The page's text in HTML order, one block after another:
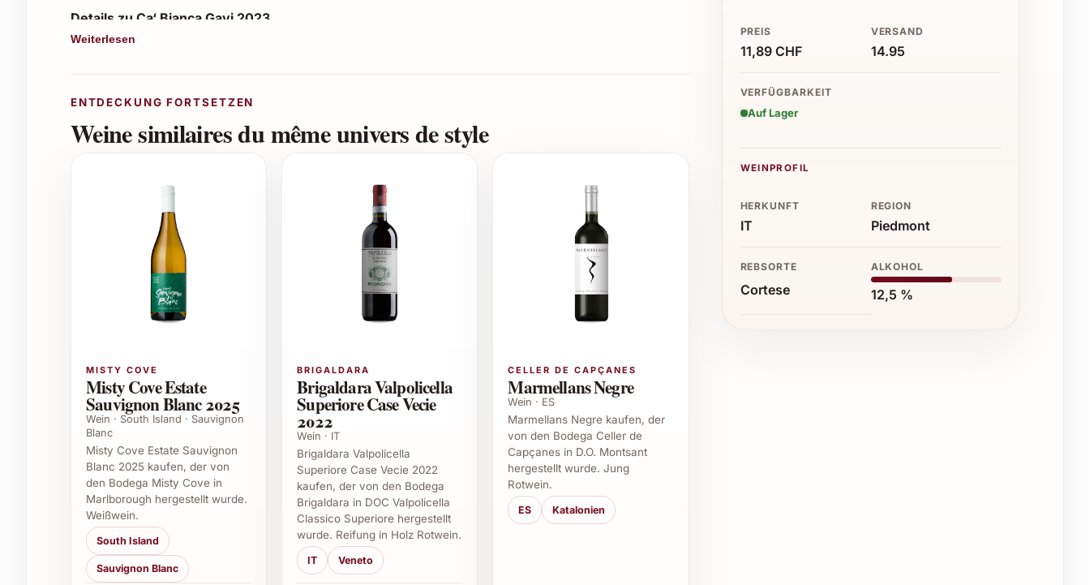
Details zu Ca‘ Bianca Gavi 2023
Passt zu:leichten Vorspeisen, Fischgerichten, Meeresfrüchten und Sommermenüs
frisch, fruchtig, mit feiner Säure und mineralischer Note
Tipps für passende Anlässe zum Verschenken von Ca‘ Bianca Gavi 2023
Einladung zum Sommerfest oder Grillabend
Geburtstagsgeschenke für Weinliebhaber
Weihnachts- und Neujahrsgeschenke
Als stilvolles Präsent für Gastgeber
Firmenfeiern oder Business-Dankeschön
Jubiläumsgeschenke oder Hochzeitsfeiern
Der Ca‘ Bianca Gavi 2023 eignet sich hervorragend für leichte und frische Gerichte sowie für
entspannte Momente mit Freunden oder Familie. Ob sommerliches Picknick, elegantes Dinner oder
kleine Apéro-Runden – dieser Weisswein bereichert jede Gelegenheit. In der Gastronomie punktet er
durch seine beliebte Trinkbarkeit und Vielseitigkeit. Auch im Weinkeller ist er eine Bereicherung für
Liebhaber italienischer Weissweine.
Häufig gestellte Fragen zu Ca‘ Bianca Gavi 2023
1. Was macht Ca‘ Bianca Gavi 2023 besonders?
Weiterlesen
ENTDECKUNG FORTSETZEN
Weine similaires du même univers de style
MISTY COVE
Misty Cove Estate
Sauvignon Blanc 2025
Wein · South Island · Sauvignon
Blanc
Misty Cove Estate Sauvignon
Blanc 2025 kaufen, der von
den Bodega Misty Cove in
Marlborough hergestellt wurde.
Weißwein.
South Island
Sauvignon Blanc
BRIGALDARA
Brigaldara Valpolicella
Superiore Case Vecie
2022
Wein · IT
Brigaldara Valpolicella
Superiore Case Vecie 2022
kaufen, der von den Bodega
Brigaldara in DOC Valpolicella
Classico Superiore hergestellt
wurde. Reifung in Holz Rotwein.
IT Veneto
CELLER DE CAPÇANES
Marmellans Negre
Wein · ES
Marmellans Negre kaufen, der
von den Bodega Celler de
Capçanes in D.O. Montsant
hergestellt wurde. Jung
Rotwein.
ES Katalonien
PREIS
11,89 CHF
VERSAND
14.95
VERFÜGBARKEIT
Auf Lager
WEINPROFIL
HERKUNFT
IT
REGION
Piedmont
REBSORTE
Cortese
ALKOHOL
12,5 %